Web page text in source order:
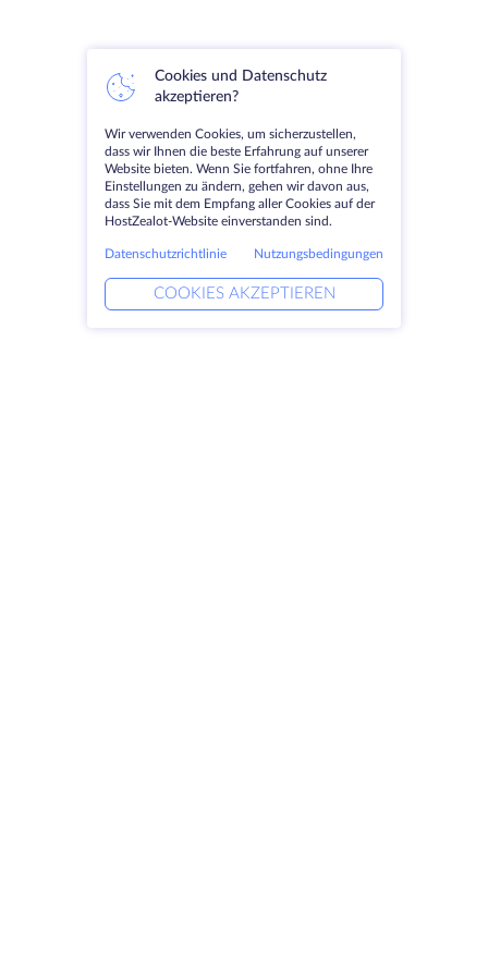
Cookies und Datenschutz
akzeptieren?
Wir verwenden Cookies, um sicherzustellen,
dass wir Ihnen die beste Erfahrung auf unserer
Website bieten. Wenn Sie fortfahren, ohne Ihre
Einstellungen zu ändern, gehen wir davon aus,
dass Sie mit dem Empfang aller Cookies auf der
HostZealot-Website einverstanden sind.
Datenschutzrichtlinie Nutzungsbedingungen
COOKIES AKZEPTIEREN